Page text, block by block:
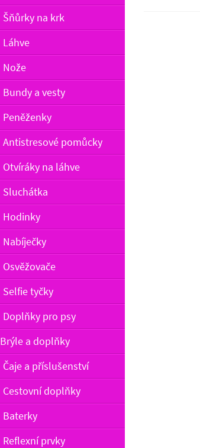
Šňůrky na krk
Láhve
Nože
Bundy a vesty
Peněženky
Antistresové pomůcky
Otvíráky na láhve
Sluchátka
Hodinky
Nabíječky
Osvěžovače
Selfie tyčky
Doplňky pro psy
Brýle a doplňky
Čaje a příslušenství
Cestovní doplňky
Baterky
Reflexní prvky